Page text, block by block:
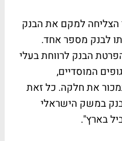
הצליחה למקם את הבנק
לבנק מספר אחד.
הבנק לרווחת בעלי
המוסדיים,
את חלקה. כל זאת
במשק הישראלי
בארץ".